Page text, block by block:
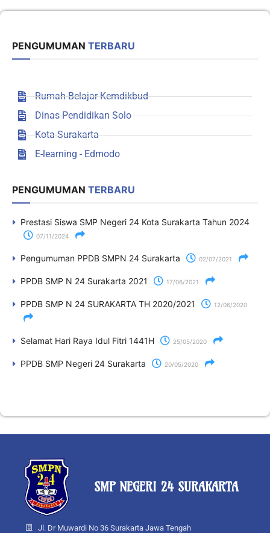
PENGUMUMAN TERBARU
Rumah Belajar Kemdikbud
Dinas Pendidikan Solo
Kota Surakarta
E-learning - Edmodo
PENGUMUMAN TERBARU
Prestasi Siswa SMP Negeri 24 Kota Surakarta Tahun 2024
07/11/2024
Pengumuman PPDB SMPN 24 Surakarta 02/07/2021
PPDB SMP N 24 Surakarta 2021 17/06/2021
PPDB SMP N 24 SURAKARTA TH 2020/2021 12/06/2020
Selamat Hari Raya Idul Fitri 1441H 25/05/2020
PPDB SMP Negeri 24 Surakarta 20/05/2020
SMP NEGERI 24 SURAKARTA
Jl. Dr Muwardi No 36 Surakarta Jawa Tengah